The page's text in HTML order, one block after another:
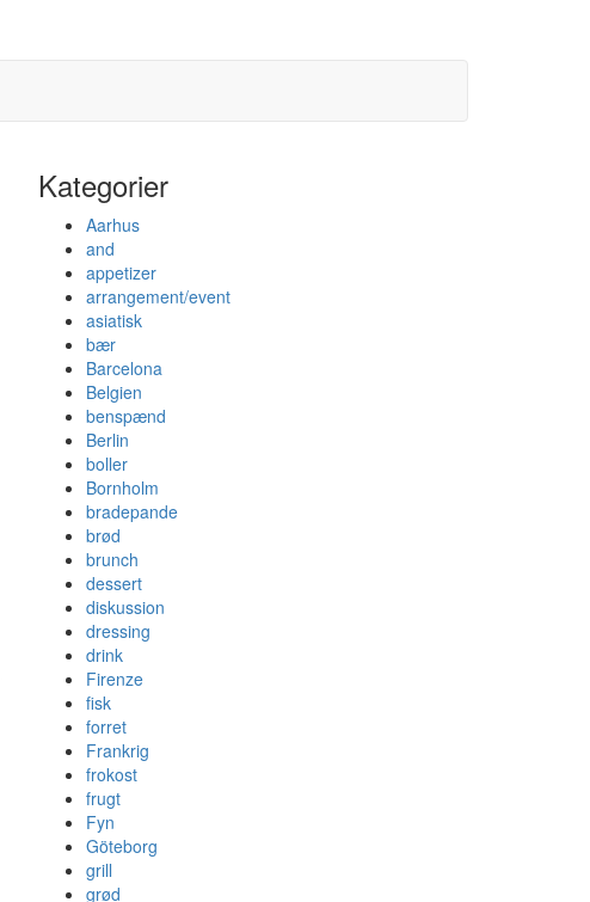
Kategorier
Aarhus
and
appetizer
arrangement/event
asiatisk
bær
Barcelona
Belgien
benspænd
Berlin
boller
Bornholm
bradepande
brød
brunch
dessert
diskussion
dressing
drink
Firenze
fisk
forret
Frankrig
frokost
frugt
Fyn
Göteborg
grill
grød